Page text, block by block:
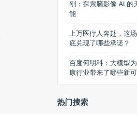
刚：探索脑影像 AI 的
能
上万医疗人奔赴，这场
底兑现了哪些承诺？
百度何明科：大模型
康行业带来了哪些新
热门搜索